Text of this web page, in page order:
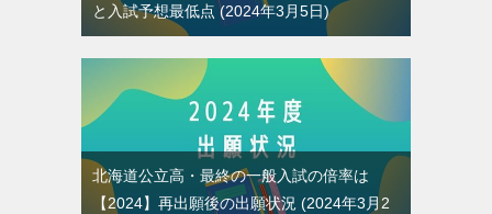
と入試予想最低点
2024年3月5日
北海道公立高・最終の一般入試の倍率は
【2024】再出願後の出願状況
2024年3月2